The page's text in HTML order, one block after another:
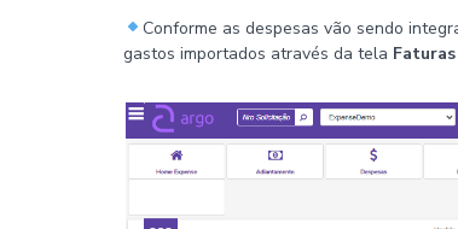
Conforme as despesas vão sendo
gastos importados através da tela Faturas